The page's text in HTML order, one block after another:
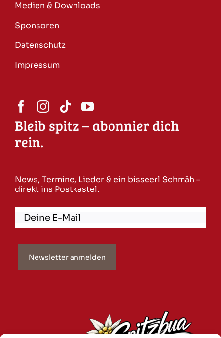
Medien & Downloads
Sponsoren
Datenschutz
Impressum
Bleib spitz – abonnier dich
rein.
News, Termine, Lieder & ein bisseerl Schmäh –
direkt ins Postkastel.
Newsletter anmelden